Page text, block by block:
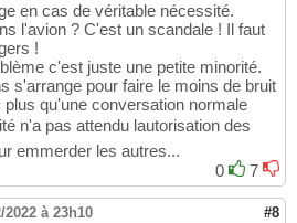
en cas de véritable nécessité.
l'avion ? C'est un scandale ! Il faut
!
c'est juste une petite minorité.
s'arrange pour faire le moins de bruit
qu'une conversation normale
n'a pas attendu lautorisation des
emmerder les autres...
0
7
2022 à 23h10 #8